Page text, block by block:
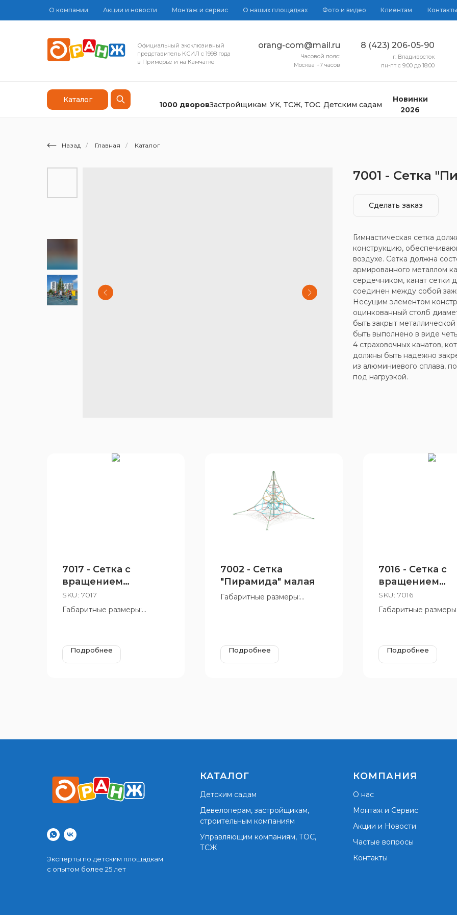
О компании Акции и новости Монтаж и сервис О наших площадках Фото и видео Клиентам Контакты
Каталог
8 (423) 206-05-90
Официальный эксклюзивный
представитель КСИЛ с 1998 года
в Приморье и на Камчатке
orang-com@mail.ru
г. Владивосток
пн-пт с 9:00 до 18:00
Часовой пояс:
Москва +7 часов
1000 дворовЗастройщикам УК, ТСЖ, ТОС Детским садам
Новинки
2026
Назад / Главная / Каталог
7001 - Сетка
Сделать заказ
Гимнастическая сетка
конструкцию,
воздухе. Сетка должна
армированного металлом
сердечником, канат сетки
соединен между собой
Несущим элементом
оцинкованный столб
быть закрыт
быть выполнено в виде
4 страховочных канатов,
должны быть надежно
из алюминиевого сплава,
под нагрузкой.
7017 - Сетка с
вращением
«Усечённая
пирамида»
SKU: 7017
Габаритные размеры:
Подробнее
7002 - Сетка
"Пирамида" малая
Габаритные размеры:
Подробнее
7016 - Сетка с
вращением
«Пирамида»
SKU: 7016
Габаритные размеры:
Подробнее
Эксперты по детским площадкам
с опытом более 25 лет
КАТАЛОГ
Детским садам
Девелоперам, застройщикам,
строительным компаниям
Управляющим компаниям, ТОС,
ТСЖ
КОМПАНИЯ
О нас
Монтаж и Сервис
Акции и Новости
Частые вопросы
Контакты